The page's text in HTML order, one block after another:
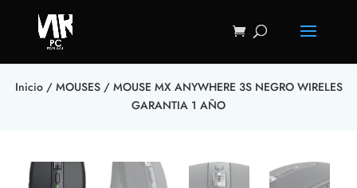
Inicio/ MOUSES/ MOUSE MX ANYWHERE 3S NEGRO WIRELES
GARANTIA 1 AÑO